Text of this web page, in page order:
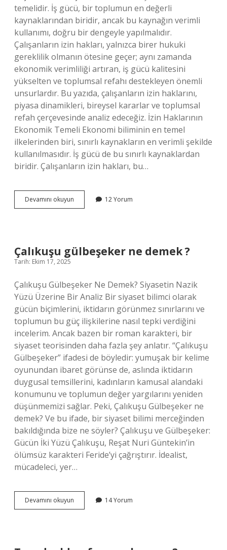
temelidir. İş gücü, bir toplumun en değerli
kaynaklarından biridir, ancak bu kaynağın verimli
kullanımı, doğru bir dengeyle yapılmalıdır.
Çalışanların izin hakları, yalnızca birer hukuki
gereklilik olmanın ötesine geçer; aynı zamanda
ekonomik verimliliği artıran, iş gücü kalitesini
yükselten ve toplumsal refahı destekleyen önemli
unsurlardır. Bu yazıda, çalışanların izin haklarını,
piyasa dinamikleri, bireysel kararlar ve toplumsal
refah çerçevesinde analiz edeceğiz. İzin Haklarının
Ekonomik Temeli Ekonomi biliminin en temel
ilkelerinden biri, sınırlı kaynakların en verimli şekilde
kullanılmasıdır. İş gücü de bu sınırlı kaynaklardan
biridir. Çalışanların izin hakları, bu…
Devamını okuyun Mazeret
izni
12 Yorum
Çalıkuşu gülbeşeker ne demek ?
Tarih: Ekim 17, 2025
Çalıkuşu Gülbeşeker Ne Demek? Siyasetin Nazik
Yüzü Üzerine Bir Analiz Bir siyaset bilimci olarak
gücün biçimlerini, iktidarın görünmez sınırlarını ve
toplumun bu güç ilişkilerine nasıl tepki verdiğini
incelerim. Ancak bazen bir roman karakteri, bir
siyaset teorisinden daha fazla şey anlatır. “Çalıkuşu
Gülbeşeker” ifadesi de böyledir: yumuşak bir kelime
oyunundan ibaret görünse de, aslında iktidarın
duygusal temsillerini, kadınların kamusal alandaki
konumunu ve toplumun değer yargılarını yeniden
düşünmemizi sağlar. Peki, Çalıkuşu Gülbeşeker ne
demek? Ve bu ifade, bir siyaset bilimi merceğinden
bakıldığında bize ne söyler? Çalıkuşu ve Gülbeşeker:
Gücün İki Yüzü Çalıkuşu, Reşat Nuri Güntekin’in
ölümsüz karakteri Feride’yi çağrıştırır. İdealist,
mücadeleci, yer…
Devamını okuyun Çalıkuşu
gülbeşeker
14 Yorum